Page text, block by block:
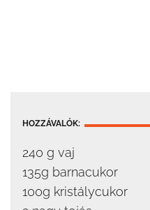
HOZZÁVALÓK:
240 g vaj
135g barnacukor
100g kristálycukor